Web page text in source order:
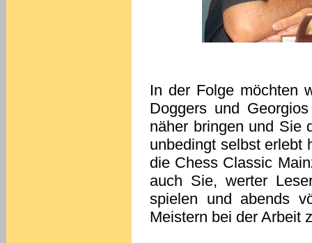
In der Folge möchten
Doggers und
näher bringen und Sie
unbedingt selbst erlebt
die Chess Classic
auch Sie, werter
spielen und abends
Meistern bei der Arbeit